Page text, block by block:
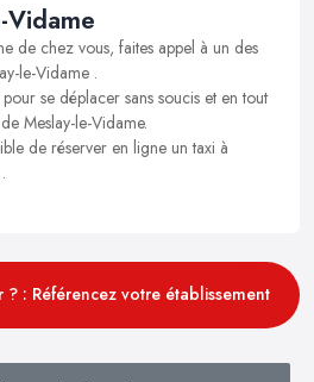
Vidame
de chez vous, faites appel à un des
le-Vidame .
se déplacer sans soucis et en tout
Meslay-le-Vidame.
de réserver en ligne un taxi à
? : Référencez votre établissement